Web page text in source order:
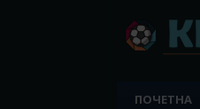
ПОЧЕТНА